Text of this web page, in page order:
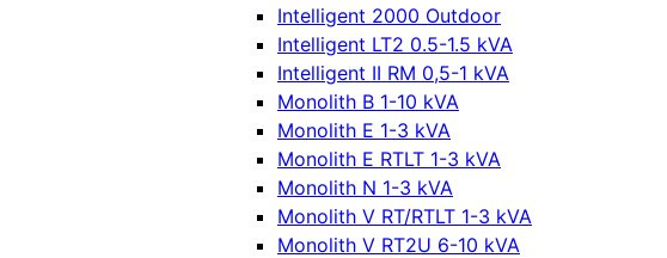
Intelligent 2000 Outdoor
Intelligent LT2 0.5-1.5 kVA
Intelligent II RM 0,5-1 kVA
Monolith B 1-10 kVA
Monolith E 1-3 kVA
Monolith E RTLT 1-3 kVA
Monolith N 1-3 kVA
Monolith V RT/RTLT 1-3 kVA
Monolith V RT2U 6-10 kVA